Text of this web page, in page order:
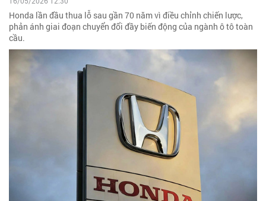
Honda lần đầu thua lỗ sau gần 70 năm vì điều chỉnh chiến lược,
phản ánh giai đoạn chuyển đổi đầy biến động của ngành ô tô toàn
cầu.